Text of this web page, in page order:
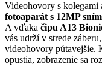
Videohovory s kolegami
fotoaparát s 12MP
A vďaka čipu A13
vás udrží v strede
videohovory pútavejšie.
opustia, zobrazenie sa